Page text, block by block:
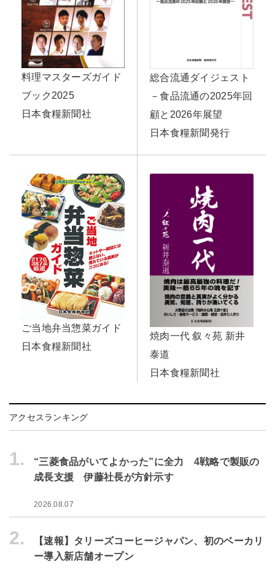
料理マスターズガイド
ブック2025
日本食糧新聞社
総合流通ダイジェスト
－食品流通の2025年回
顧と2026年展望
日本食糧新聞発行
ご当地弁当惣菜ガイド
日本食糧新聞社
焼肉一代 叙々苑 新井
泰道
日本食糧新聞社
アクセスランキング
1.
“三菱食品がいてよかった”に全力 4戦略で製販の
成長支援 伊藤社長が方針示す
2026.08.07
2.
【速報】タリーズコーヒージャパン、初のベーカリ
ー導入新店舗オープン